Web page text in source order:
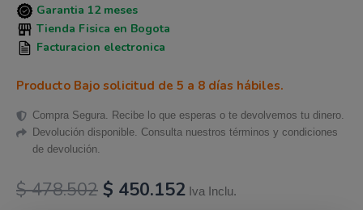
Garantia 12 meses
Tienda Fisica en Bogota
Facturacion electronica
Producto Bajo solicitud de 5 a 8 días hábiles.
Compra Segura. Recibe lo que esperas o te devolvemos tu dinero.
Devolución disponible. Consulta nuestros términos y condiciones
de devolución.
$478.502 $ 450.152 Iva Inclu.